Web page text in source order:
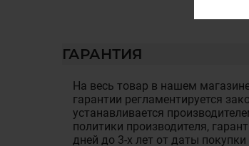
ГАРАНТИЯ
На весь товар в нашем
гарантии регламентируется
устанавливается
политики производителя,
дней до 3-х лет от даты